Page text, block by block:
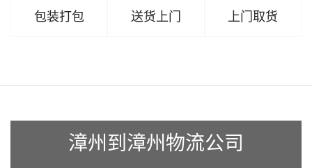
包装打包 送货上门 上门取货
漳州到漳州物流公司